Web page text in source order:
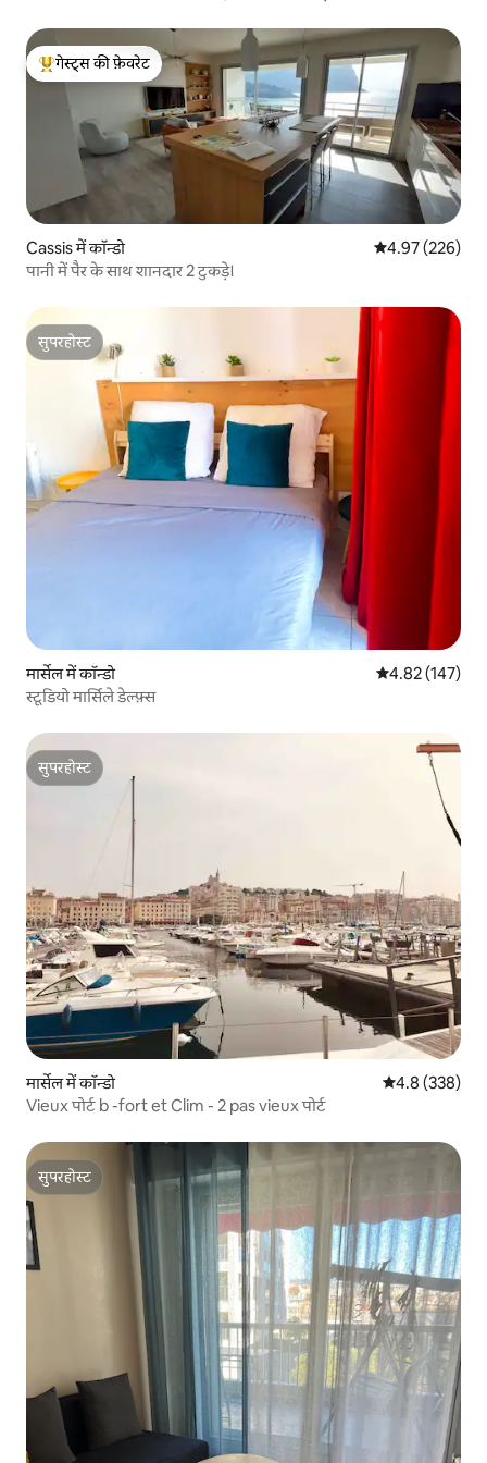
गेस्ट्स का टॉप फ़ेवरेट
गेस्ट्स की फ़ेवरेट
Cassis में कॉन्डो औसत रेटिंग 5 में से
4.97 (226)
पानी में पैर के साथ शानदार 2 टुकड़े।
सुपरहोस्ट
सुपरहोस्ट
मार्सेल में कॉन्डो औसत रेटिंग 5 में से
4.82 (147)
स्टूडियो मार्सिले डेल्फ़्स
सुपरहोस्ट
सुपरहोस्ट
मार्सेल में कॉन्डो औसत रेटिंग 5 में
4.8 (338)
Vieux पोर्ट b -fort et Clim - 2 pas vieux पोर्ट
सुपरहोस्ट
सुपरहोस्ट